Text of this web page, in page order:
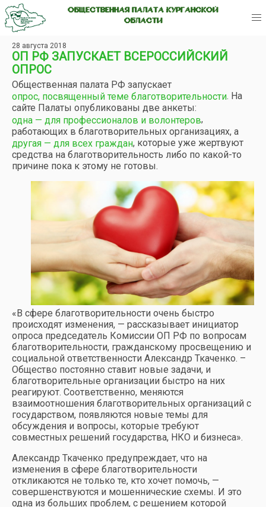
ОБЩЕСТВЕННАЯ ПАЛАТА КУРГАНСКОЙ
ОБЛАСТИ
28 августа 2018
ОП РФ ЗАПУСКАЕТ ВСЕРОССИЙСКИЙ
ОПРОС
Общественная палата РФ запускает
опрос, посвященный теме благотворительности. На
сайте Палаты опубликованы две анкеты:
одна — для профессионалов и волонтеров,
работающих в благотворительных организациях, а
другая — для всех граждан, которые уже жертвуют
средства на благотворительность либо по какой-то
причине пока к этому не готовы.
«В сфере благотворительности очень быстро
происходят изменения, — рассказывает инициатор
опроса председатель Комиссии ОП РФ по вопросам
благотворительности, гражданскому просвещению и
социальной ответственности Александр Ткаченко. –
Общество постоянно ставит новые задачи, и
благотворительные организации быстро на них
реагируют. Соответственно, меняются
взаимоотношения благотворительных организаций с
государством, появляются новые темы для
обсуждения и вопросы, которые требуют
совместных решений государства, НКО и бизнеса».
Александр Ткаченко предупреждает, что на
изменения в сфере благотворительности
откликаются не только те, кто хочет помочь, —
совершенствуются и мошеннические схемы. И это
одна из больших проблем, с решением которой